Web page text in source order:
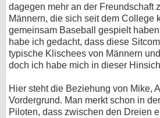
dagegen mehr an der Freundschaft
Männern, die sich seit dem College
gemeinsam Baseball gespielt
habe ich gedacht, dass diese
typische Klischees von Männern
doch ich habe mich in dieser
Hier steht die Beziehung von Mike,
Vordergrund. Man merkt schon in
Piloten, dass zwischen den Dreien
bei X
bei
Kontakt